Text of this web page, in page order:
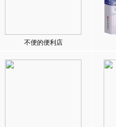
不便的便利店